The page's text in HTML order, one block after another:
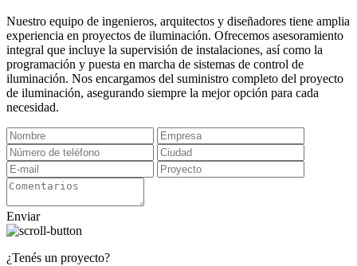
Nuestro equipo de ingenieros, arquitectos y diseñadores tiene amplia
experiencia en proyectos de iluminación. Ofrecemos asesoramiento
integral que incluye la supervisión de instalaciones, así como la
programación y puesta en marcha de sistemas de control de
iluminación. Nos encargamos del suministro completo del proyecto
de iluminación, asegurando siempre la mejor opción para cada
necesidad.
Enviar
¿Tenés un proyecto?